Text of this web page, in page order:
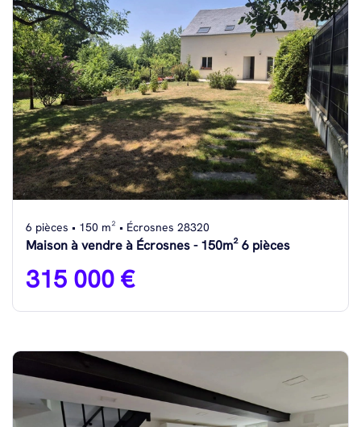
6 pièces • 150 m² • Écrosnes 28320
Maison à vendre à Écrosnes - 150m² 6 pièces
315 000 €